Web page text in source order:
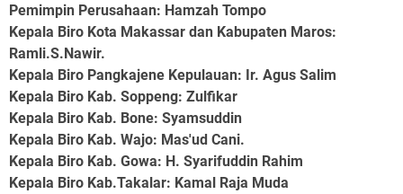
Pemimpin Perusahaan: Hamzah Tompo
Kepala Biro Kota Makassar dan Kabupaten Maros:
Ramli.S.Nawir.
Kepala Biro Pangkajene Kepulauan: Ir. Agus Salim
Kepala Biro Kab. Soppeng: Zulfikar
Kepala Biro Kab. Bone: Syamsuddin
Kepala Biro Kab. Wajo: Mas'ud Cani.
Kepala Biro Kab. Gowa: H. Syarifuddin Rahim
Kepala Biro Kab.Takalar: Kamal Raja Muda